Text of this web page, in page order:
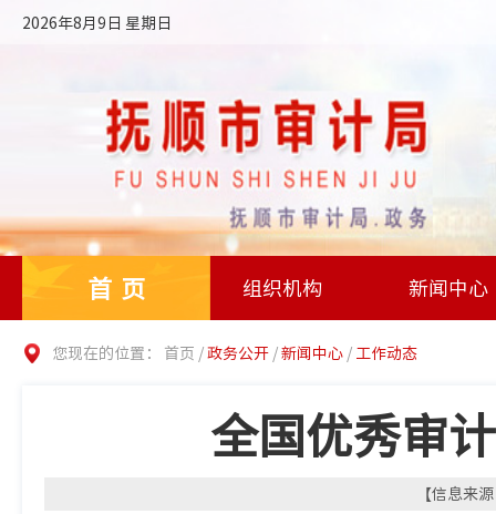
2026年8月9日 星期日
首页 组织机构 新闻中心
您现在的位置： 首页 /政务公开 /新闻中心 / 工作动态
全国优秀审
【信息来